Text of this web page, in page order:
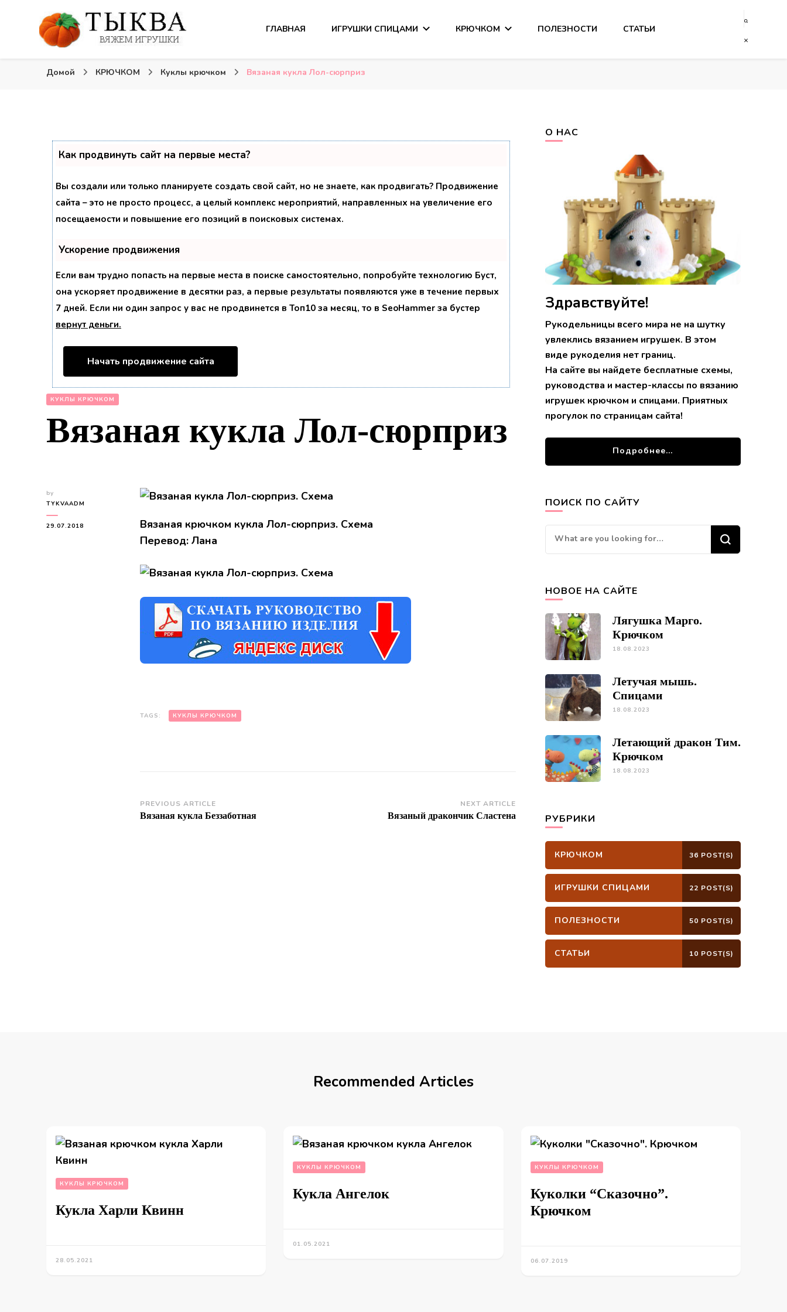
Тыква: Вяжем игрушки
ГЛАВНАЯ ИГРУШКИ СПИЦАМИ КРЮЧКОМ ПОЛЕЗНОСТИ СТАТЬИ
Домой КРЮЧКОМ Куклы крючком Вязаная кукла Лол-сюрприз
Как продвинуть сайт на первые места?
Вы создали или только планируете создать свой сайт, но не знаете, как продвигать? Продвижение
сайта – это не просто процесс, а целый комплекс мероприятий, направленных на увеличение его
посещаемости и повышение его позиций в поисковых системах.
Ускорение продвижения
Если вам трудно попасть на первые места в поиске самостоятельно, попробуйте технологию Буст,
она ускоряет продвижение в десятки раз, а первые результаты появляются уже в течение первых
7 дней. Если ни один запрос у вас не продвинется в Топ10 за месяц, то в SeoHammer за бустер
вернут деньги.
Начать продвижение сайта
КУКЛЫ КРЮЧКОМ
Вязаная кукла Лол-сюрприз
by
TYKVAADM
29.07.2018
Вязаная крючком кукла Лол-сюрприз. Схема
Перевод: Лана
TAGS: КУКЛЫ КРЮЧКОМ
Post
Navigation
PREVIOUS ARTICLE
Вязаная кукла Беззаботная
NEXT ARTICLE
Вязаный дракончик Сластена
О НАС
Здравствуйте!
Рукодельницы всего мира не на шутку
увлеклись вязанием игрушек. В этом
виде рукоделия нет границ.
На сайте вы найдете бесплатные схемы,
руководства и мастер-классы по вязанию
игрушек крючком и спицами. Приятных
прогулок по страницам сайта!
Подробнее...
ПОИСК ПО САЙТУ
Looking
for
НОВОЕ НА САЙТЕ
Лягушка Марго.
Крючком
18.08.2023
Летучая мышь.
Спицами
18.08.2023
Летающий дракон Тим.
Крючком
18.08.2023
РУБРИКИ
КРЮЧКОМ 36 POST(S)
ИГРУШКИ СПИЦАМИ 22 POST(S)
ПОЛЕЗНОСТИ 50 POST(S)
СТАТЬИ 10 POST(S)
Recommended Articles
КУКЛЫ КРЮЧКОМ
Кукла Харли Квинн
28.05.2021
КУКЛЫ КРЮЧКОМ
Кукла Ангелок
01.05.2021
КУКЛЫ КРЮЧКОМ
Куколки “Сказочно”.
Крючком
06.07.2019